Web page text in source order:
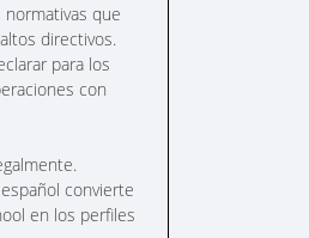
que
directivos.
para los
con
convierte
en los perfiles